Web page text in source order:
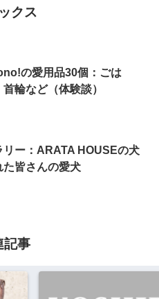
クス
の愛用品30個：ごは
輪など（体験談）
リー：ARATA HOUSEの犬
た皆さんの愛犬
記事